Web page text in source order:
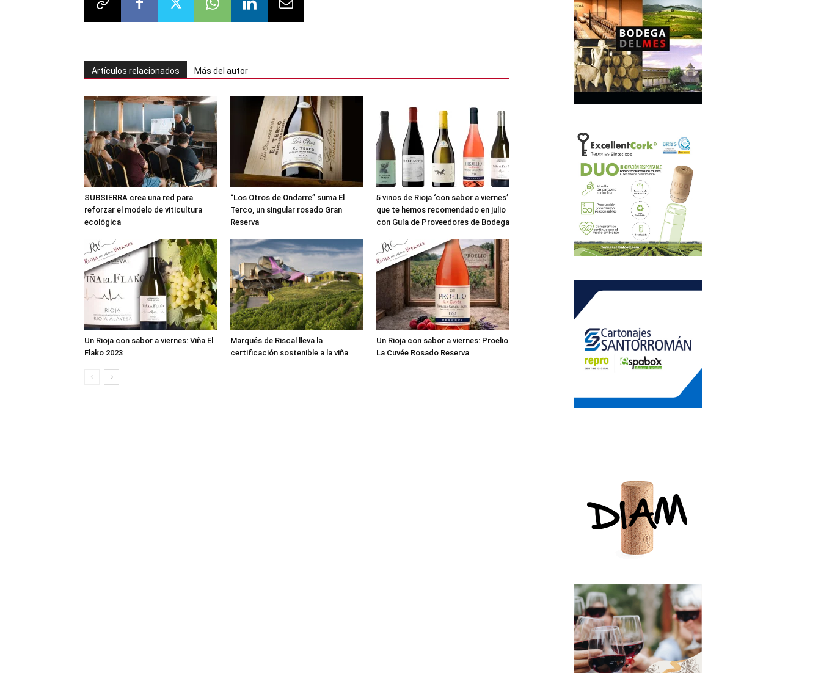
Artículos relacionados Más del autor
SUBSIERRA crea una red para
reforzar el modelo de viticultura
ecológica
“Los Otros de Ondarre” suma El
Terco, un singular rosado Gran
Reserva
5 vinos de Rioja ‘con sabor a viernes’
que te hemos recomendado en julio
con Guía de Proveedores de Bodega
Un Rioja con sabor a viernes: Viña El
Flako 2023
Marqués de Riscal lleva la
certificación sostenible a la viña
Un Rioja con sabor a viernes: Proelio
La Cuvée Rosado Reserva